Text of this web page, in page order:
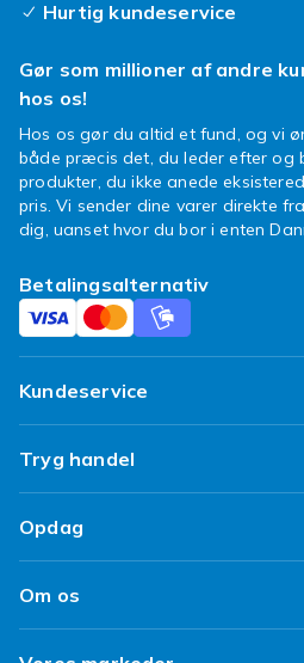
Hurtig kundeservice
Gør som millioner af andre
hos os!
Hos os gør du altid et fund, og vi
både præcis det, du leder efter og
produkter, du ikke anede
pris. Vi sender dine varer direkte
dig, uanset hvor du bor i enten
Betalingsalternativ
Kundeservice
Ofte stillede spørgsmål
Spor min pakke
Levering
Fortryd & returner her
Tryg handel
Tilfredshedsgaranti
Kundeanmeldelser
Opdag
Top 100 fund
Design dit eget tøj
Om os
Klimaarbejde